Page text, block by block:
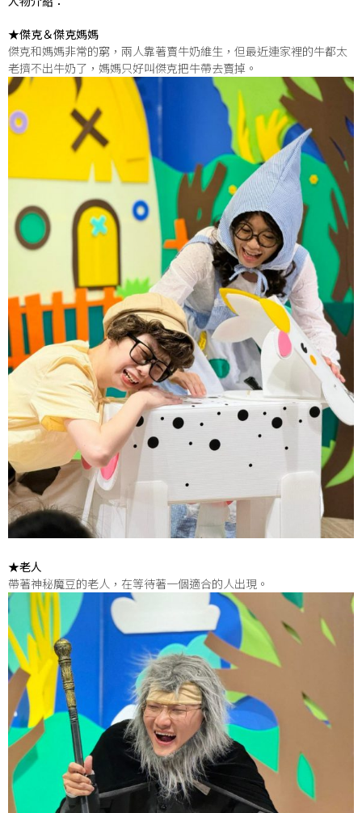
★傑克＆傑克媽媽
傑克和媽媽非常的窮，兩人靠著賣牛奶維生，但最近連家裡的牛都太
老擠不出牛奶了，媽媽只好叫傑克把牛帶去賣掉。
★老人
帶著神秘魔豆的老人，在等待著一個適合的人出現。